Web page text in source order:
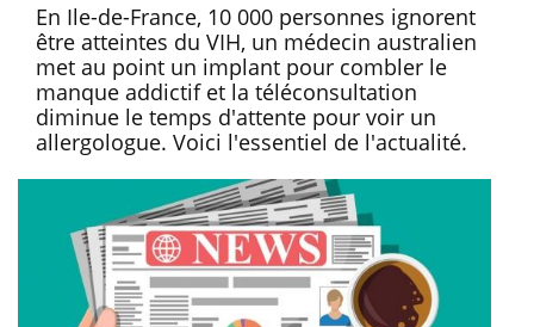
En Ile-de-France, 10 000 personnes ignorent
être atteintes du VIH, un médecin australien
met au point un implant pour combler le
manque addictif et la téléconsultation
diminue le temps d'attente pour voir un
allergologue. Voici l'essentiel de l'actualité.